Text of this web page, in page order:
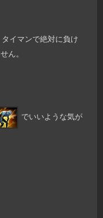
イマンで絶対に負け
ん。
でいいような気が